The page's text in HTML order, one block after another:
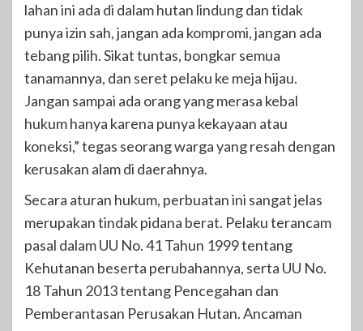
lahan ini ada di dalam hutan lindung dan tidak
punya izin sah, jangan ada kompromi, jangan ada
tebang pilih. Sikat tuntas, bongkar semua
tanamannya, dan seret pelaku ke meja hijau.
Jangan sampai ada orang yang merasa kebal
hukum hanya karena punya kekayaan atau
koneksi,” tegas seorang warga yang resah dengan
kerusakan alam di daerahnya.
Secara aturan hukum, perbuatan ini sangat jelas
merupakan tindak pidana berat. Pelaku terancam
pasal dalam UU No. 41 Tahun 1999 tentang
Kehutanan beserta perubahannya, serta UU No.
18 Tahun 2013 tentang Pencegahan dan
Pemberantasan Perusakan Hutan. Ancaman